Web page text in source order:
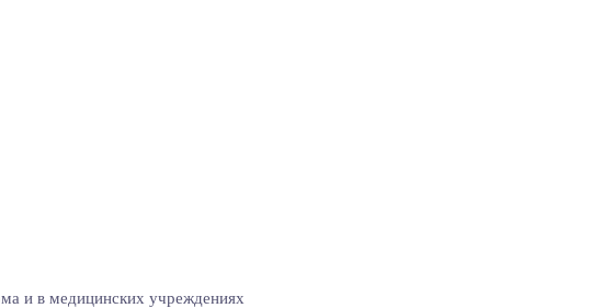
и в медицинских учреждениях